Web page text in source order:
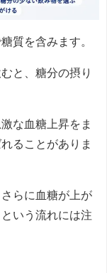
質を含みます。
と、糖分の摂り
な血糖上昇をま
ることがありま
らに血糖が上が
いう流れには注